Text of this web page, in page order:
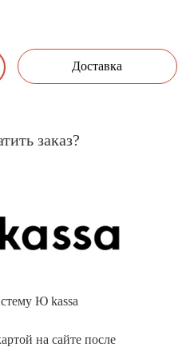
Доставка
заказ?
Ю kassa
на сайте после